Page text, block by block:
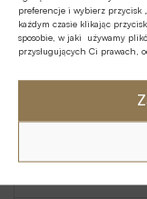
preferencje i wybierz przycisk
każdym czasie klikając
sposobie, w jaki używamy
przysługujących Ci prawach,
20-21 listopada
Telimeny 1, Józefów
Belwederska 23,
9 grudnia 2025 r.,